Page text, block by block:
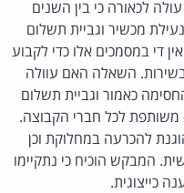
לכאורה כי בין השנים
נעילת מכשיר וגביית תשלום
די במסמכים אלו כדי לקבוע
בשירות. השאלה האם עוולה
כאמור וגביית תשלום
לכל חברי הקבוצה.
להכרעה במחלוקת וכן
המבקש הוכיח כי נתקיימו
כייצוגית.